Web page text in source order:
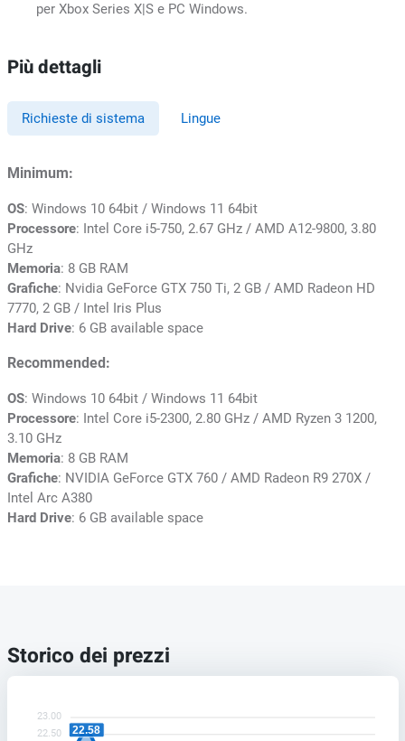
per Xbox Series X|S e PC Windows.
Più dettagli
Richieste di sistema Lingue
Minimum:
OS: Windows 10 64bit / Windows 11 64bit
Processore: Intel Core i5-750, 2.67 GHz / AMD A12-9800, 3.80
GHz
Memoria: 8 GB RAM
Grafiche: Nvidia GeForce GTX 750 Ti, 2 GB / AMD Radeon HD
7770, 2 GB / Intel Iris Plus
Hard Drive: 6 GB available space
Recommended:
OS: Windows 10 64bit / Windows 11 64bit
Processore: Intel Core i5-2300, 2.80 GHz / AMD Ryzen 3 1200,
3.10 GHz
Memoria: 8 GB RAM
Grafiche: NVIDIA GeForce GTX 760 / AMD Radeon R9 270X /
Intel Arc A380
Hard Drive: 6 GB available space
Storico dei prezzi
23.00
22.50
22.58